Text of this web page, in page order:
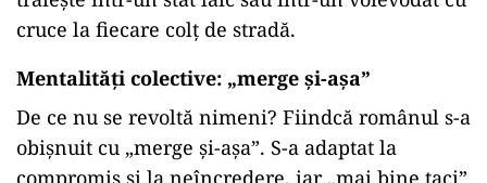
cruce la fiecare colț de stradă.
Mentalități colective: „merge și-așa”
De ce nu se revoltă nimeni? Fiindcă românul s-a
obișnuit cu „merge și-așa”. S-a adaptat la